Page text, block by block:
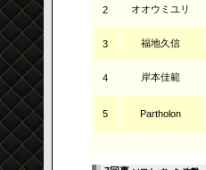
2 オオウミユリ
3 福地久信
4 岸本佳範
5 Partholon